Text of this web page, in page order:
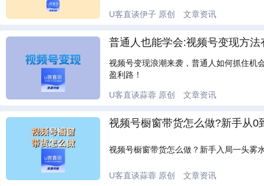
U客直谈伊子 原创 文章资讯
普通人也能学会:视频号变现方
视频号变现浪潮来袭，普通人如何抓住机
盈利路！
U客直谈蒜蓉 原创 文章资讯
视频号橱窗带货怎么做?新手从0
视频号橱窗带货怎么做？新手入局一头雾
U客直谈蒜蓉 原创 文章资讯